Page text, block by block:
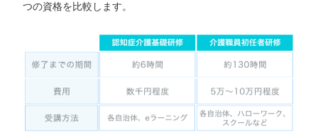
つの資格を比較します。